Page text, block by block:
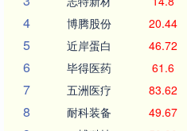
4 博腾股份 20.44
5 近岸蛋白 46.72
6 毕得医药 61.6
7 五洲医疗 83.62
8 耐科装备 49.67